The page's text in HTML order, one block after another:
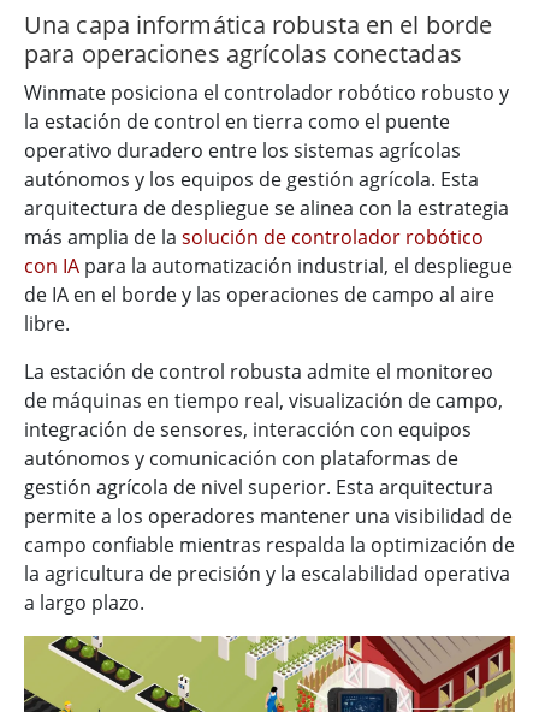
Una capa informática robusta en el borde
para operaciones agrícolas conectadas
Winmate posiciona el controlador robótico robusto y
la estación de control en tierra como el puente
operativo duradero entre los sistemas agrícolas
autónomos y los equipos de gestión agrícola. Esta
arquitectura de despliegue se alinea con la estrategia
más amplia de la solución de controlador robótico
con IA para la automatización industrial, el despliegue
de IA en el borde y las operaciones de campo al aire
libre.
La estación de control robusta admite el monitoreo
de máquinas en tiempo real, visualización de campo,
integración de sensores, interacción con equipos
autónomos y comunicación con plataformas de
gestión agrícola de nivel superior. Esta arquitectura
permite a los operadores mantener una visibilidad de
campo confiable mientras respalda la optimización de
la agricultura de precisión y la escalabilidad operativa
a largo plazo.